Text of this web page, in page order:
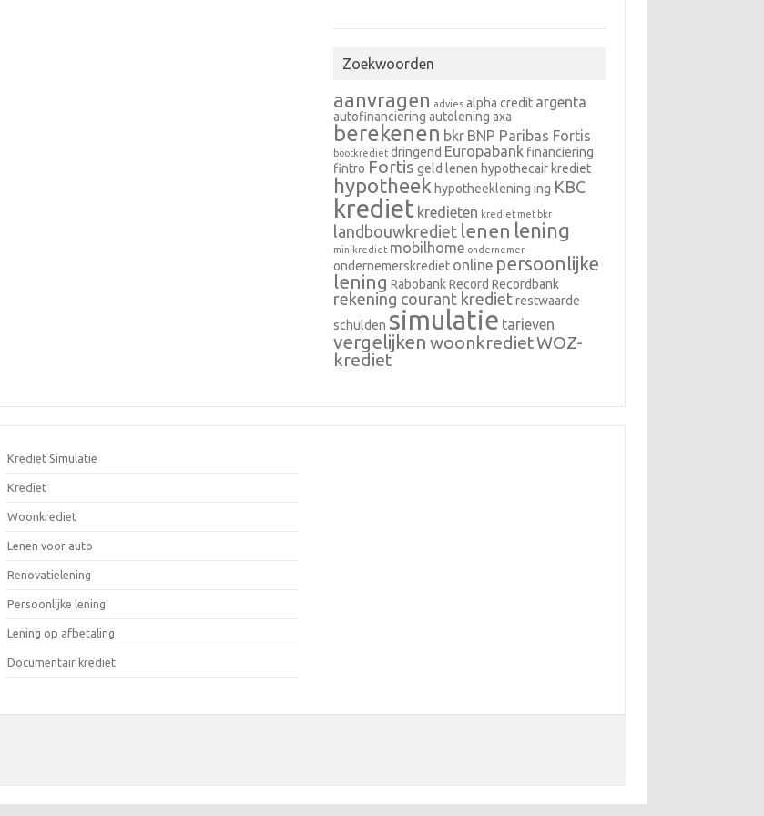
Zoekwoorden
aanvragen advies alpha credit argenta
autofinanciering autolening axa
berekenen bkr BNP Paribas Fortis
bootkrediet dringend Europabank financiering
fintro Fortis geld lenen hypothecair krediet
hypotheek hypotheeklening ing KBC
krediet kredieten krediet met bkr
landbouwkrediet lenen lening
minikrediet mobilhome ondernemer
ondernemerskrediet online persoonlijke
lening Rabobank Record Recordbank
rekening courant krediet restwaarde
schulden simulatie tarieven
vergelijken woonkredietWOZ-
krediet
Krediet Simulatie
Krediet
Woonkrediet
Lenen voor auto
Renovatielening
Persoonlijke lening
Lening op afbetaling
Documentair krediet